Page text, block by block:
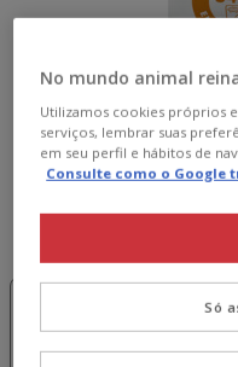
12 kg
No mundo animal
Utilizamos cookies próprios
serviços, lembrar suas
em seu perfil e hábitos de
Consulte como o Google
Só